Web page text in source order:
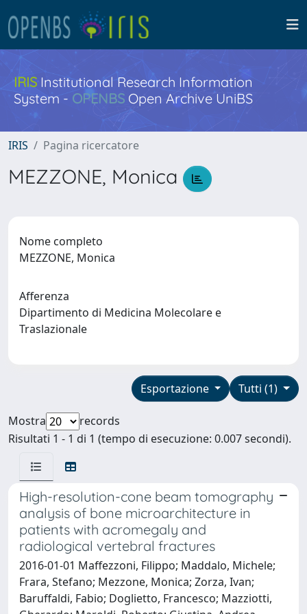
IRISInstitutional Research Information
System - OPENBS Open Archive UniBS
IRIS Pagina ricercatore
MEZZONE, Monica
Nome completo
MEZZONE, Monica
Afferenza
Dipartimento di Medicina Molecolare e
Traslazionale
Tutti (1)
Esportazione
Mostra
records
Risultati 1 - 1 di 1 (tempo di esecuzione: 0.007 secondi).
High-resolution-cone beam tomography
analysis of bone microarchitecture in
patients with acromegaly and
radiological vertebral fractures
2016-01-01 Maffezzoni, Filippo; Maddalo, Michele;
Frara, Stefano; Mezzone, Monica; Zorza, Ivan;
Baruffaldi, Fabio; Doglietto, Francesco; Mazziotti,